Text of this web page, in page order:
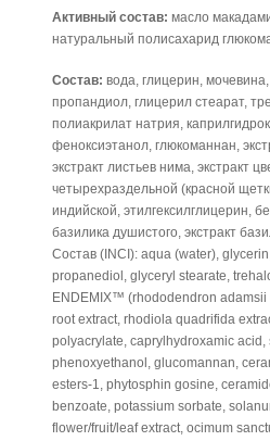
Активный состав: масло
натуральный полисахарид
Состав: вода, глицерин,
пропандиол, глицерил стеарат,
полиакрилат натрия,
феноксиэтанол, глюкоманнан,
экстракт листьев нима, экстракт
четырехраздельной (красной
индийской, этилгексилглицерин,
базилика душистого, экстракт
Состав (INCI): aqua (water),
propanediol, glyceryl stearate,
ENDEMIX™ (rhododendron adamsii
root extract, rhodiola quadrifida
polyacrylate, caprylhydroxamic
phenoxyethanol, glucomannan,
esters-1, phytosphin gosine,
benzoate, potassium sorbate,
flower/fruit/leaf extract, ocimum